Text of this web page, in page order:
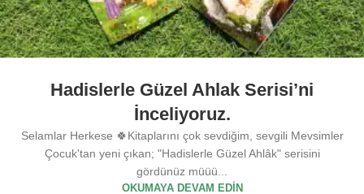
Hadislerle Güzel Ahlak Serisi’ni
İnceliyoruz.
Selamlar Herkese 🍀Kitaplarını çok sevdiğim, sevgili Mevsimler
Çocuk'tan yeni çıkan; "Hadislerle Güzel Ahlâk" serisini
gördünüz müüü...
OKUMAYA DEVAM EDIN